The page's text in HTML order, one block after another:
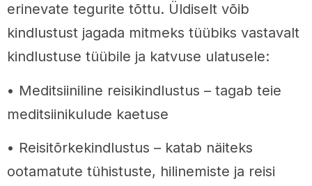
erinevate tegurite tõttu. Üldiselt võib
kindlustust jagada mitmeks tüübiks vastavalt
kindlustuse tüübile ja katvuse ulatusele:
• Meditsiiniline reisikindlustus – tagab teie
meditsiinikulude kaetuse
• Reisitõrkekindlustus – katab näiteks
ootamatute tühistuste, hilinemiste ja reisi